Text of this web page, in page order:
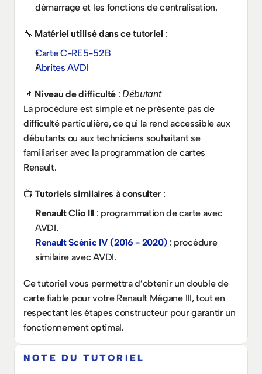
démarrage et les fonctions de centralisation.
🔧 Matériel utilisé dans ce tutoriel :
Carte C-RE5-52B
Abrites AVDI
📌 Niveau de difficulté : Débutant
La procédure est simple et ne présente pas de
difficulté particulière, ce qui la rend accessible aux
débutants ou aux techniciens souhaitant se
familiariser avec la programmation de cartes
Renault.
📺 Tutoriels similaires à consulter :
Renault Clio III : programmation de carte avec
AVDI.
Renault Scénic IV (2016 - 2020) : procédure
similaire avec AVDI.
Ce tutoriel vous permettra d’obtenir un double de
carte fiable pour votre Renault Mégane III, tout en
respectant les étapes constructeur pour garantir un
fonctionnement optimal.
NOTE DU TUTORIEL